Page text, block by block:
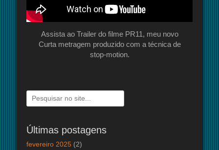
Assista ao Trailer do filme PR11, meu novo
Curta metragem produzido com a técnica de
stop-motion.
Pesquisar
por:
Últimas postagens
fevereiro 2025 (2)